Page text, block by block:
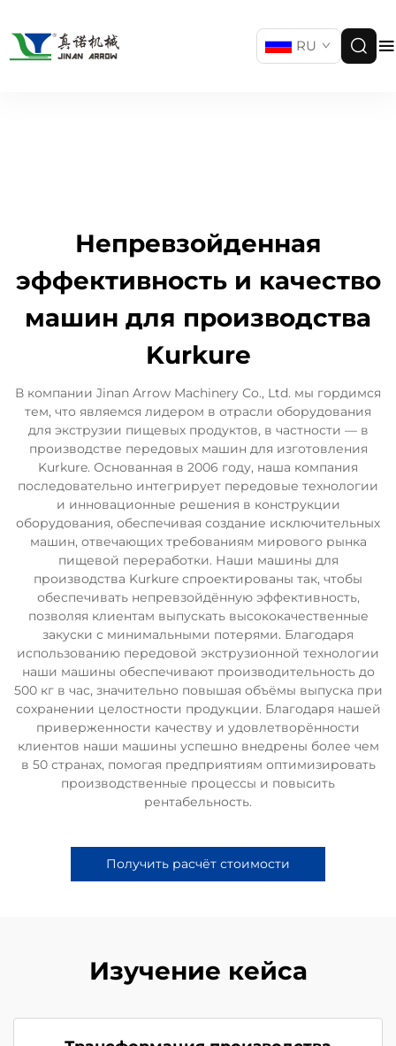
RU
Непревзойденная
эффективность и качество
машин для производства
Kurkure
В компании Jinan Arrow Machinery Co., Ltd. мы гордимся
тем, что являемся лидером в отрасли оборудования
для экструзии пищевых продуктов, в частности — в
производстве передовых машин для изготовления
Kurkure. Основанная в 2006 году, наша компания
последовательно интегрирует передовые технологии
и инновационные решения в конструкции
оборудования, обеспечивая создание исключительных
машин, отвечающих требованиям мирового рынка
пищевой переработки. Наши машины для
производства Kurkure спроектированы так, чтобы
обеспечивать непревзойдённую эффективность,
позволяя клиентам выпускать высококачественные
закуски с минимальными потерями. Благодаря
использованию передовой экструзионной технологии
наши машины обеспечивают производительность до
500 кг в час, значительно повышая объёмы выпуска при
сохранении целостности продукции. Благодаря нашей
приверженности качеству и удовлетворённости
клиентов наши машины успешно внедрены более чем
в 50 странах, помогая предприятиям оптимизировать
производственные процессы и повысить
рентабельность.
Получить расчёт стоимости
Изучение кейса